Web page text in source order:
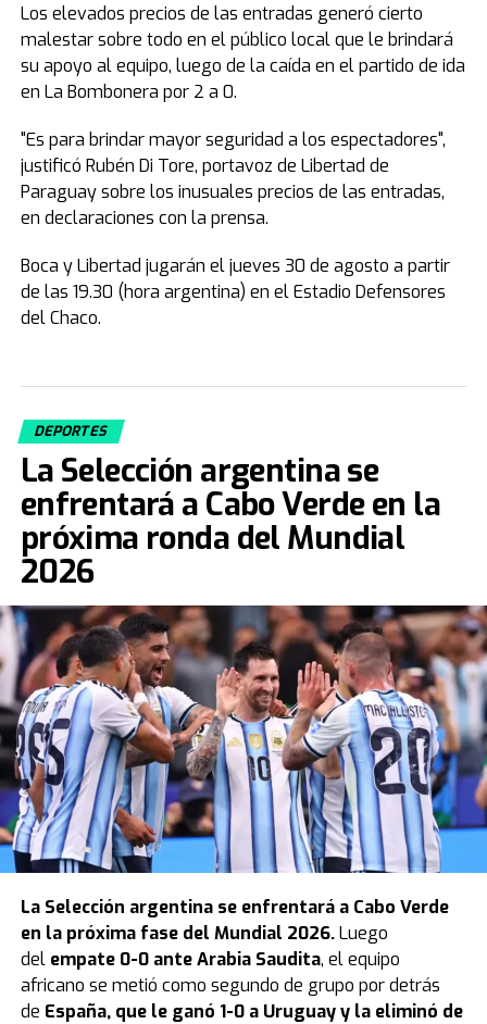
Los elevados precios de las entradas generó cierto
malestar sobre todo en el público local que le brindará
su apoyo al equipo, luego de la caída en el partido de ida
en La Bombonera por 2 a 0.
"Es para brindar mayor seguridad a los espectadores",
justificó Rubén Di Tore, portavoz de Libertad de
Paraguay sobre los inusuales precios de las entradas,
en declaraciones con la prensa.
Boca y Libertad jugarán el jueves 30 de agosto a partir
de las 19.30 (hora argentina) en el Estadio Defensores
del Chaco.
DEPORTES
La Selección argentina se
enfrentará a Cabo Verde en la
próxima ronda del Mundial
2026
La Selección argentinase enfrentará a Cabo Verde
en la próxima fase del Mundial 2026.Luego
del empate 0-0 ante Arabia Saudita, el equipo
africano se metió como segundo de grupo por detrás
de España, que le ganó 1-0 a Uruguay y la eliminó de